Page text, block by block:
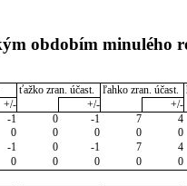
obdobím minulého
ťažko zran. účast. ľahko zran. účast.
+/- +/- +/-
-1 0 -1 7 4
0 0 0 0 0
-1 0 -1 7 4
0 0 0 0 0